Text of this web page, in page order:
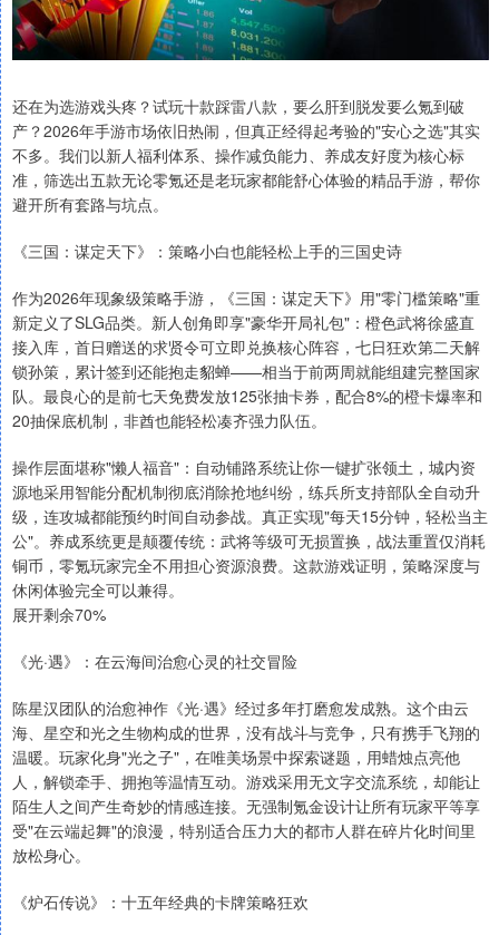
还在为选游戏头疼？试玩十款踩雷八款，要么肝到脱发要么氪到破
产？2026年手游市场依旧热闹，但真正经得起考验的"安心之选"其实
不多。我们以新人福利体系、操作减负能力、养成友好度为核心标
准，筛选出五款无论零氪还是老玩家都能舒心体验的精品手游，帮你
避开所有套路与坑点。
《三国：谋定天下》：策略小白也能轻松上手的三国史诗
作为2026年现象级策略手游，《三国：谋定天下》用"零门槛策略"重
新定义了SLG品类。新人创角即享"豪华开局礼包"：橙色武将徐盛直
接入库，首日赠送的求贤令可立即兑换核心阵容，七日狂欢第二天解
锁孙策，累计签到还能抱走貂蝉——相当于前两周就能组建完整国家
队。最良心的是前七天免费发放125张抽卡券，配合8%的橙卡爆率和
20抽保底机制，非酋也能轻松凑齐强力队伍。
操作层面堪称"懒人福音"：自动铺路系统让你一键扩张领土，城内资
源地采用智能分配机制彻底消除抢地纠纷，练兵所支持部队全自动升
级，连攻城都能预约时间自动参战。真正实现"每天15分钟，轻松当主
公"。养成系统更是颠覆传统：武将等级可无损置换，战法重置仅消耗
铜币，零氪玩家完全不用担心资源浪费。这款游戏证明，策略深度与
休闲体验完全可以兼得。
展开剩余70%
《光·遇》：在云海间治愈心灵的社交冒险
陈星汉团队的治愈神作《光·遇》经过多年打磨愈发成熟。这个由云
海、星空和光之生物构成的世界，没有战斗与竞争，只有携手飞翔的
温暖。玩家化身"光之子"，在唯美场景中探索谜题，用蜡烛点亮他
人，解锁牵手、拥抱等温情互动。游戏采用无文字交流系统，却能让
陌生人之间产生奇妙的情感连接。无强制氪金设计让所有玩家平等享
受"在云端起舞"的浪漫，特别适合压力大的都市人群在碎片化时间里
放松身心。
《炉石传说》：十五年经典的卡牌策略狂欢